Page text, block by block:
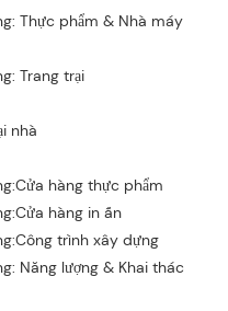
Thực phẩm & Nhà máy
Trang trại
nhà
hàng thực phẩm
hàng in ấn
trình xây dựng
Năng lượng & Khai thác